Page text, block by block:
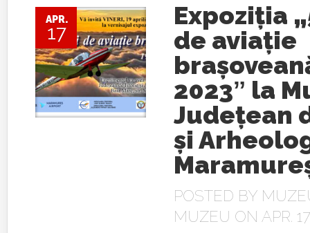
APR.
17
Expoziția
de aviație
2023ˮ la
Județean
și
POSTED BY
MUZEU ON APR.